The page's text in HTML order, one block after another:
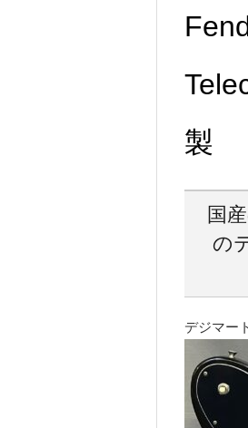
製
国
の
デジマー